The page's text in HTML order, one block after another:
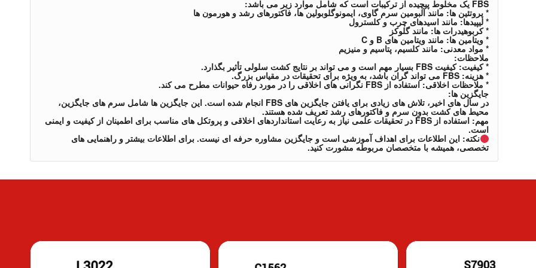
FBS یک مخلوط پیچیده از ترکیبات است که شامل موارد زیر می باشد:
* پروتئین ها: مانند آلبومین سرم گاوی، ایمونوگلوبولین ها، فاکتورهای رشد و هورمون ها
* لیپیدها: مانند اسیدهای چرب و کلسترول
* کربوهیدرات ها: مانند گلوکز
* ویتامین ها: مانند ویتامین های B و C
* مواد معدنی: مانند کلسیم، پتاسیم و منیزیم
ملاحظات:
* کیفیت: کیفیت FBS بسیار مهم است و می تواند بر نتایج کشت سلولی تأثیر بگذارد.
* هزینه: FBS می تواند گران باشد، به ویژه برای تحقیقات در مقیاس بزرگ.
* ملاحظات اخلاقی: استفاده از FBS نگرانی های اخلاقی را در مورد رفاه حیوانات مطرح می کند.
جایگزین ها:
در سال های اخیر، تلاش های زیادی برای یافتن جایگزین های FBS انجام شده است. این جایگزین ها شامل سرم های جایگزین،
محیط های کشت بدون سرم و فاکتورهای رشد تعریف شده هستند.
مهم: استفاده از FBS در تحقیقات علمی نیاز به رعایت استانداردهای اخلاقی و پروتکل های مناسب برای اطمینان از کیفیت و ایمنی
است.
نکته: این اطلاعات برای اهداف آموزشی است و جایگزین مشاوره حرفه ای نیست. برای اطلاعات بیشتر و راهنمایی های
تخصصی، همیشه با متخصصان مربوطه مشورت کنید.